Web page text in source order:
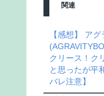
関連
【感想】 ア
クリース！ク
と思ったが平
バレ注意】